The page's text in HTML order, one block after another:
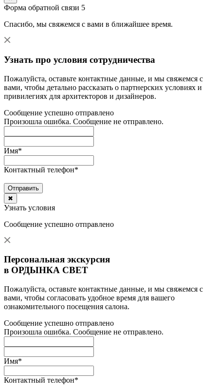
Форма обратной связи 5
Спасибо, мы свяжемся с вами в ближайшее время.
Узнать про условия сотрудничества
Пожалуйста, оставьте контактные данные, и мы свяжемся с
вами, чтобы детально рассказать о партнерских условиях и
привилегиях для архитекторов и дизайнеров.
Сообщение успешно отправлено
Произошла ошибка. Сообщение не отправлено.
Имя*
Контактный телефон*
Отправить
✖
Узнать условия
Сообщение успешно отправлено
Персональная экскурсия
в ОРДЫНКА СВЕТ
Пожалуйста, оставьте контактные данные, и мы свяжемся с
вами, чтобы согласовать удобное время для вашего
ознакомительного посещения салона.
Сообщение успешно отправлено
Произошла ошибка. Сообщение не отправлено.
Имя*
Контактный телефон*